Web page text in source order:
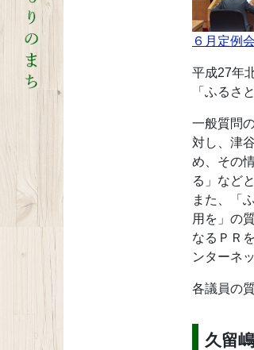
６月定例
平成27年
「ふるさ
一般質問
対し、津
め、その
る」など
また、「
用を」の
なるＰＲ
ンターネ
各議員の
久留